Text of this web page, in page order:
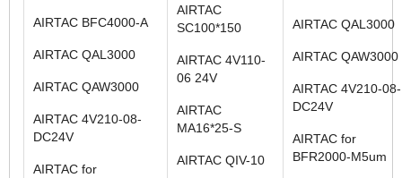
AIRTAC BFC4000-A
AIRTAC QAL3000
AIRTAC QAW3000
AIRTAC 4V210-08-
DC24V
AIRTAC for
AIRTAC
SC100*150
AIRTAC 4V110-
06 24V
AIRTAC
MA16*25-S
AIRTAC QIV-10
AIRTAC QAL3000
AIRTAC QAW3000
AIRTAC 4V210-08-
DC24V
AIRTAC for
BFR2000-M5um